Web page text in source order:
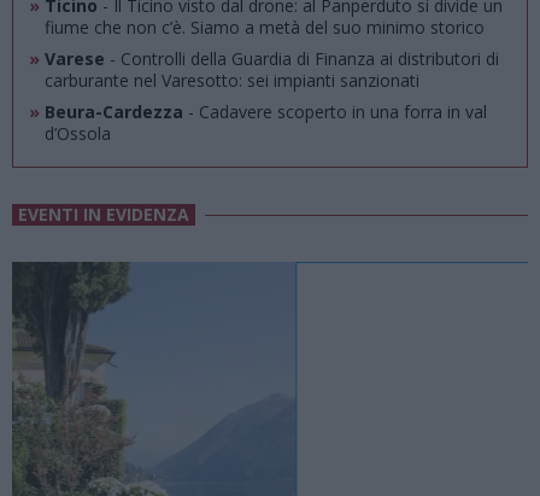
» Ticino - Il Ticino visto dal drone: al Panperduto si divide un
fiume che non c’è. Siamo a metà del suo minimo storico
» Varese - Controlli della Guardia di Finanza ai distributori di
carburante nel Varesotto: sei impianti sanzionati
» Beura-Cardezza - Cadavere scoperto in una forra in val
d’Ossola
EVENTI IN EVIDENZA